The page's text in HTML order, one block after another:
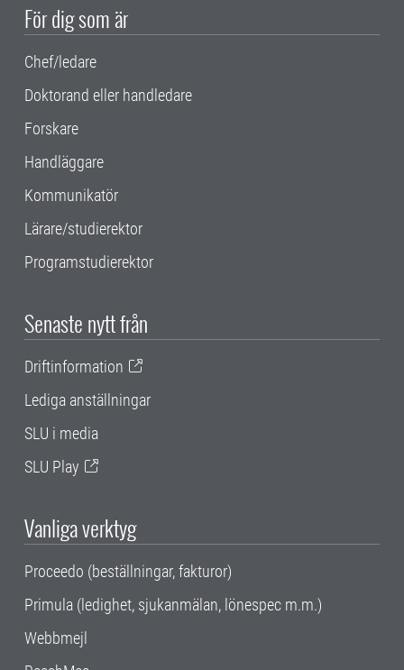
För dig som är
Chef/ledare
Doktorand eller handledare
Forskare
Handläggare
Kommunikatör
Lärare/studierektor
Programstudierektor
Senaste nytt från
Driftinformation
Lediga anställningar
SLU i media
SLU Play
Vanliga verktyg
Proceedo (beställningar, fakturor)
Primula (ledighet, sjukanmälan, lönespec m.m.)
Webbmejl